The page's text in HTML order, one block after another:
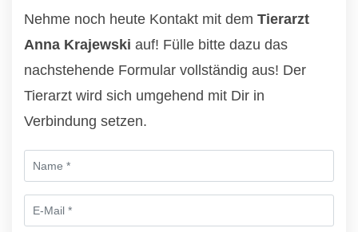
Nehme noch heute Kontakt mit dem Tierarzt
Anna Krajewski auf! Fülle bitte dazu das
nachstehende Formular vollständig aus! Der
Tierarzt wird sich umgehend mit Dir in
Verbindung setzen.